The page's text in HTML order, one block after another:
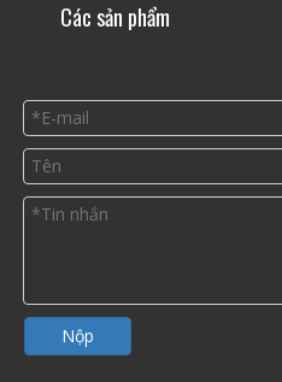
Các sản phẩm
Nộp